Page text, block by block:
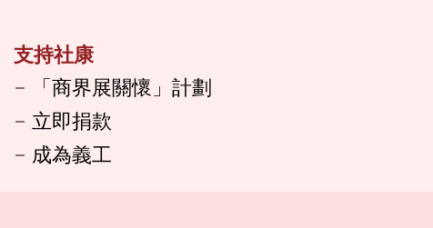
支持社康
「商界展關懷」計劃
立即捐款
成為義工